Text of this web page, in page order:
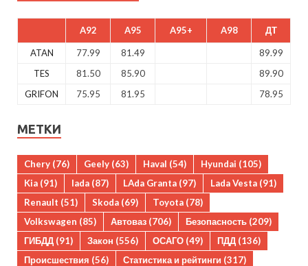
A92 A95 A95+ A98 ДТ
ATAN 77.99 81.49
89.99
TES
81.50 85.90
89.90
GRIFON
75.95 81.95 78.95
МЕТКИ
Chery (76) Geely (63) Haval (54) Hyundai (105)
Kia (91) lada (87) LAda Granta (97) Lada Vesta (91)
Renault (51) Skoda (69) Toyota (78)
Volkswagen (85) Автоваз (706) Безопасность (209)
ГИБДД (91) Закон (556) ОСАГО (49) ПДД (136)
Происшествия (56) Статистика и рейтинги (317)